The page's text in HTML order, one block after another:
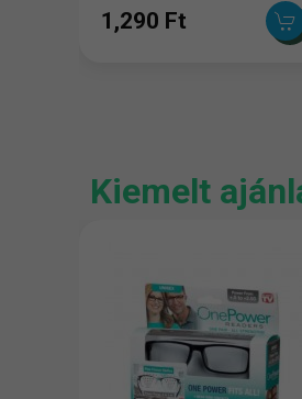
1,290 Ft
Kiemelt